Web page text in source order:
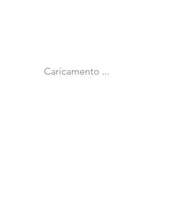
Caricamento ...